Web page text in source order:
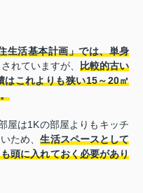
生活基本計画」では、単身
されていますが、 比較的古い
はこれよりも狭い15～20㎡
屋は1Kの部屋よりもキッチ
ため、生活スペースとして
頭に入れておく必要があり